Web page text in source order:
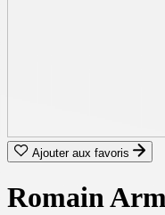
Ajouter aux favoris
Romain